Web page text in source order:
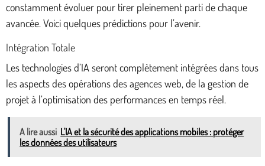
constamment évoluer pour tirer pleinement parti de chaque
avancée. Voici quelques prédictions pour l’avenir.
Intégration Totale
Les technologies d’IA seront complètement intégrées dans tous
les aspects des opérations des agences web, de la gestion de
projet à l’optimisation des performances en temps réel.
A lire aussi L'IA et la sécurité des applications mobiles : protéger
les données des utilisateurs